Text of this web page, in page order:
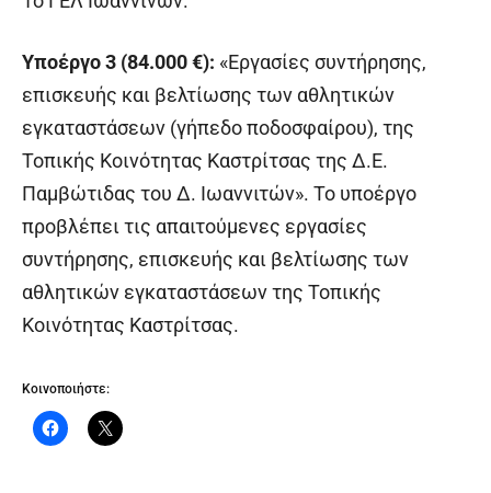
Υποέργο 3 (84.000 €): «Εργασίες συντήρησης,
επισκευής και βελτίωσης των αθλητικών
εγκαταστάσεων (γήπεδο ποδοσφαίρου), της
Τοπικής Κοινότητας Καστρίτσας της Δ.Ε.
Παμβώτιδας του Δ. Ιωαννιτών». Το υποέργο
προβλέπει τις απαιτούμενες εργασίες
συντήρησης, επισκευής και βελτίωσης των
αθλητικών εγκαταστάσεων της Τοπικής
Κοινότητας Καστρίτσας.
Κοινοποιήστε: